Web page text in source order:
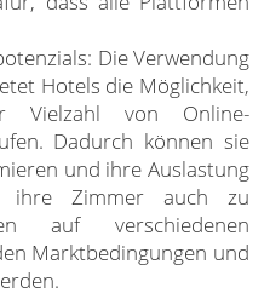
Die Verwendung
Hotels die Möglichkeit,
Vielzahl von Online-
Dadurch können sie
und ihre Auslastung
ihre Zimmer auch zu
auf verschiedenen
Marktbedingungen und